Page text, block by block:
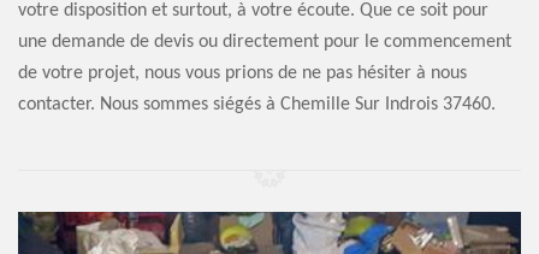
votre disposition et surtout, à votre écoute. Que ce soit pour
une demande de devis ou directement pour le commencement
de votre projet, nous vous prions de ne pas hésiter à nous
contacter. Nous sommes siégés à Chemille Sur Indrois 37460.